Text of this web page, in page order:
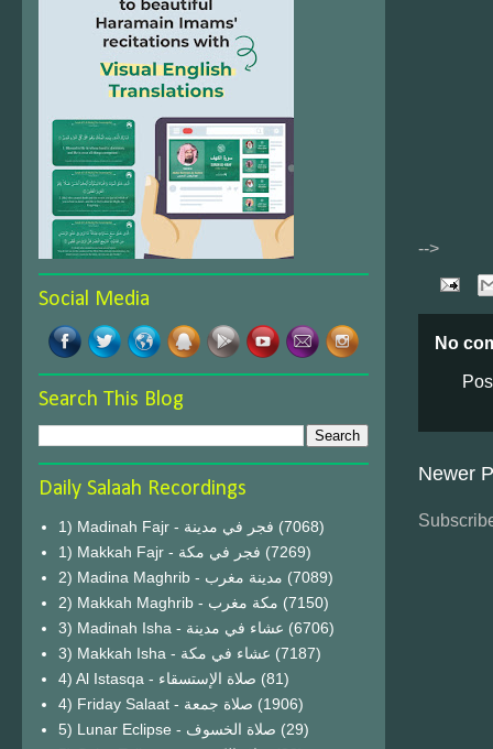
-->
No
Newer
Social Media
Search This Blog
Daily Salaah Recordings
1) Madinah Fajr - فجر في مدينة (7068)
1) Makkah Fajr - فجر في مكة (7269)
2) Madina Maghrib - مدينة مغرب (7089)
2) Makkah Maghrib - مكة مغرب (7150)
3) Madinah Isha - عشاء في مدينة (6706)
3) Makkah Isha - عشاء في مكة (7187)
4) Al Istasqa - صلاة الإستسقاء (81)
4) Friday Salaat - صلاة جمعة (1906)
5) Lunar Eclipse - صلاة الخسوف (29)